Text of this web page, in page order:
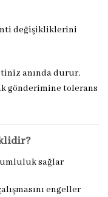
değişikliklerini
anında durur.
gönderimine tolerans
sağlar
engeller